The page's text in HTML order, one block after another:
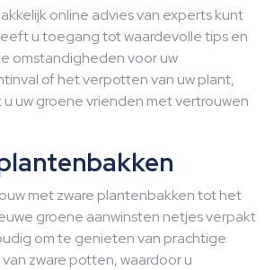
online advies van experts kunt
u toegang tot waardevolle tips en
omstandigheden voor uw
of het verpotten van uw plant,
uw groene vrienden met vertrouwen
met zware plantenbakken tot het
groene aanwinsten netjes verpakt
om te genieten van prachtige
zware potten, waardoor u